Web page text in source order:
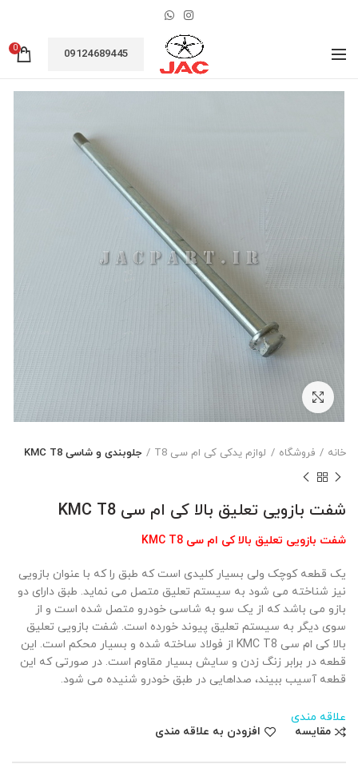
09124689445
0
خانه فروشگاه لوازم یدکی کی ام سی T8 جلوبندی و شاسی KMC T8
شفت بازویی تعلیق بالا کی ام سی KMC T8
شفت بازویی تعلیق بالا کی ام سی KMC T8
یک قطعه کوچک ولی بسیار کلیدی است که طبق را که با عنوان بازویی
نیز شناخته می شود به سیستم تعلیق متصل می نماید. طبق دارای دو
بازو می باشد که از یک سو به شاسی خودرو متصل شده است و از
سوی دیگر به سیستم تعلیق پیوند خورده است. شفت بازویی تعلیق
بالا کی ام سی KMC T8 از فولاد ساخته شده و بسیار محکم است. این
قطعه در برابر زنگ زدن و سایش بسیار مقاوم است. در صورتی که این
قطعه آسیب ببیند، صداهایی در طبق خودرو شنیده می شود.
علاقه مندی
مقایسه
افزودن به علاقه مندی